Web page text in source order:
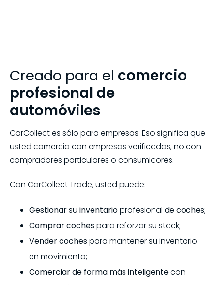
Creado para el comercio
profesional de
automóviles
CarCollect es sólo para empresas. Eso significa que
usted comercia con empresas verificadas, no con
compradores particulares o consumidores.
Con CarCollect Trade, usted puede:
Gestionarsu inventarioprofesional de coches;
Comprar cochespara reforzar su stock;
Vender cochespara mantener su inventario
en movimiento;
Comerciar de forma más inteligentecon